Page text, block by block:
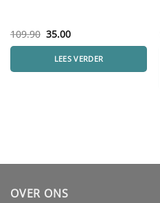
109.90 Oorspronkelijke
prijs
109.90.
35.00Huidige
prijs
35.00.
LEES VERDER
OVER ONS